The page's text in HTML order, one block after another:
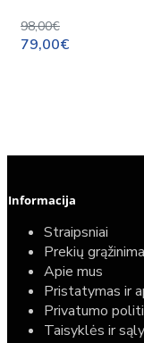
98,00€
79,00€
Informacija
Straipsniai
Prekių
Apie mus
Pristatymas ir
Privatumo
Taisyklės ir